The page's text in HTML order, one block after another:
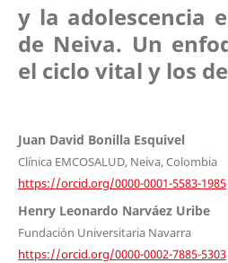
y la adolescencia
de Neiva. Un
el ciclo vital y los
Juan David Bonilla Esquivel
Clínica EMCOSALUD, Neiva, Colombia
https://orcid.org/0000-0001-5583-1985
Henry Leonardo Narváez Uribe
Fundación Universitaria Navarra
https://orcid.org/0000-0002-7885-5303